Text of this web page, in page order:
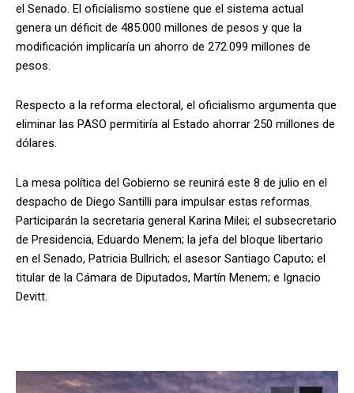
el Senado. El oficialismo sostiene que el sistema actual
genera un déficit de 485.000 millones de pesos y que la
modificación implicaría un ahorro de 272.099 millones de
pesos.
Respecto a la reforma electoral, el oficialismo argumenta que
eliminar las PASO permitiría al Estado ahorrar 250 millones de
dólares.
La mesa política del Gobierno se reunirá este 8 de julio en el
despacho de Diego Santilli para impulsar estas reformas.
Participarán la secretaria general Karina Milei; el subsecretario
de Presidencia, Eduardo Menem; la jefa del bloque libertario
en el Senado, Patricia Bullrich; el asesor Santiago Caputo; el
titular de la Cámara de Diputados, Martín Menem; e Ignacio
Devitt.